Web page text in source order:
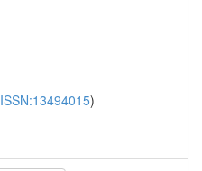
ISSN:13494015)